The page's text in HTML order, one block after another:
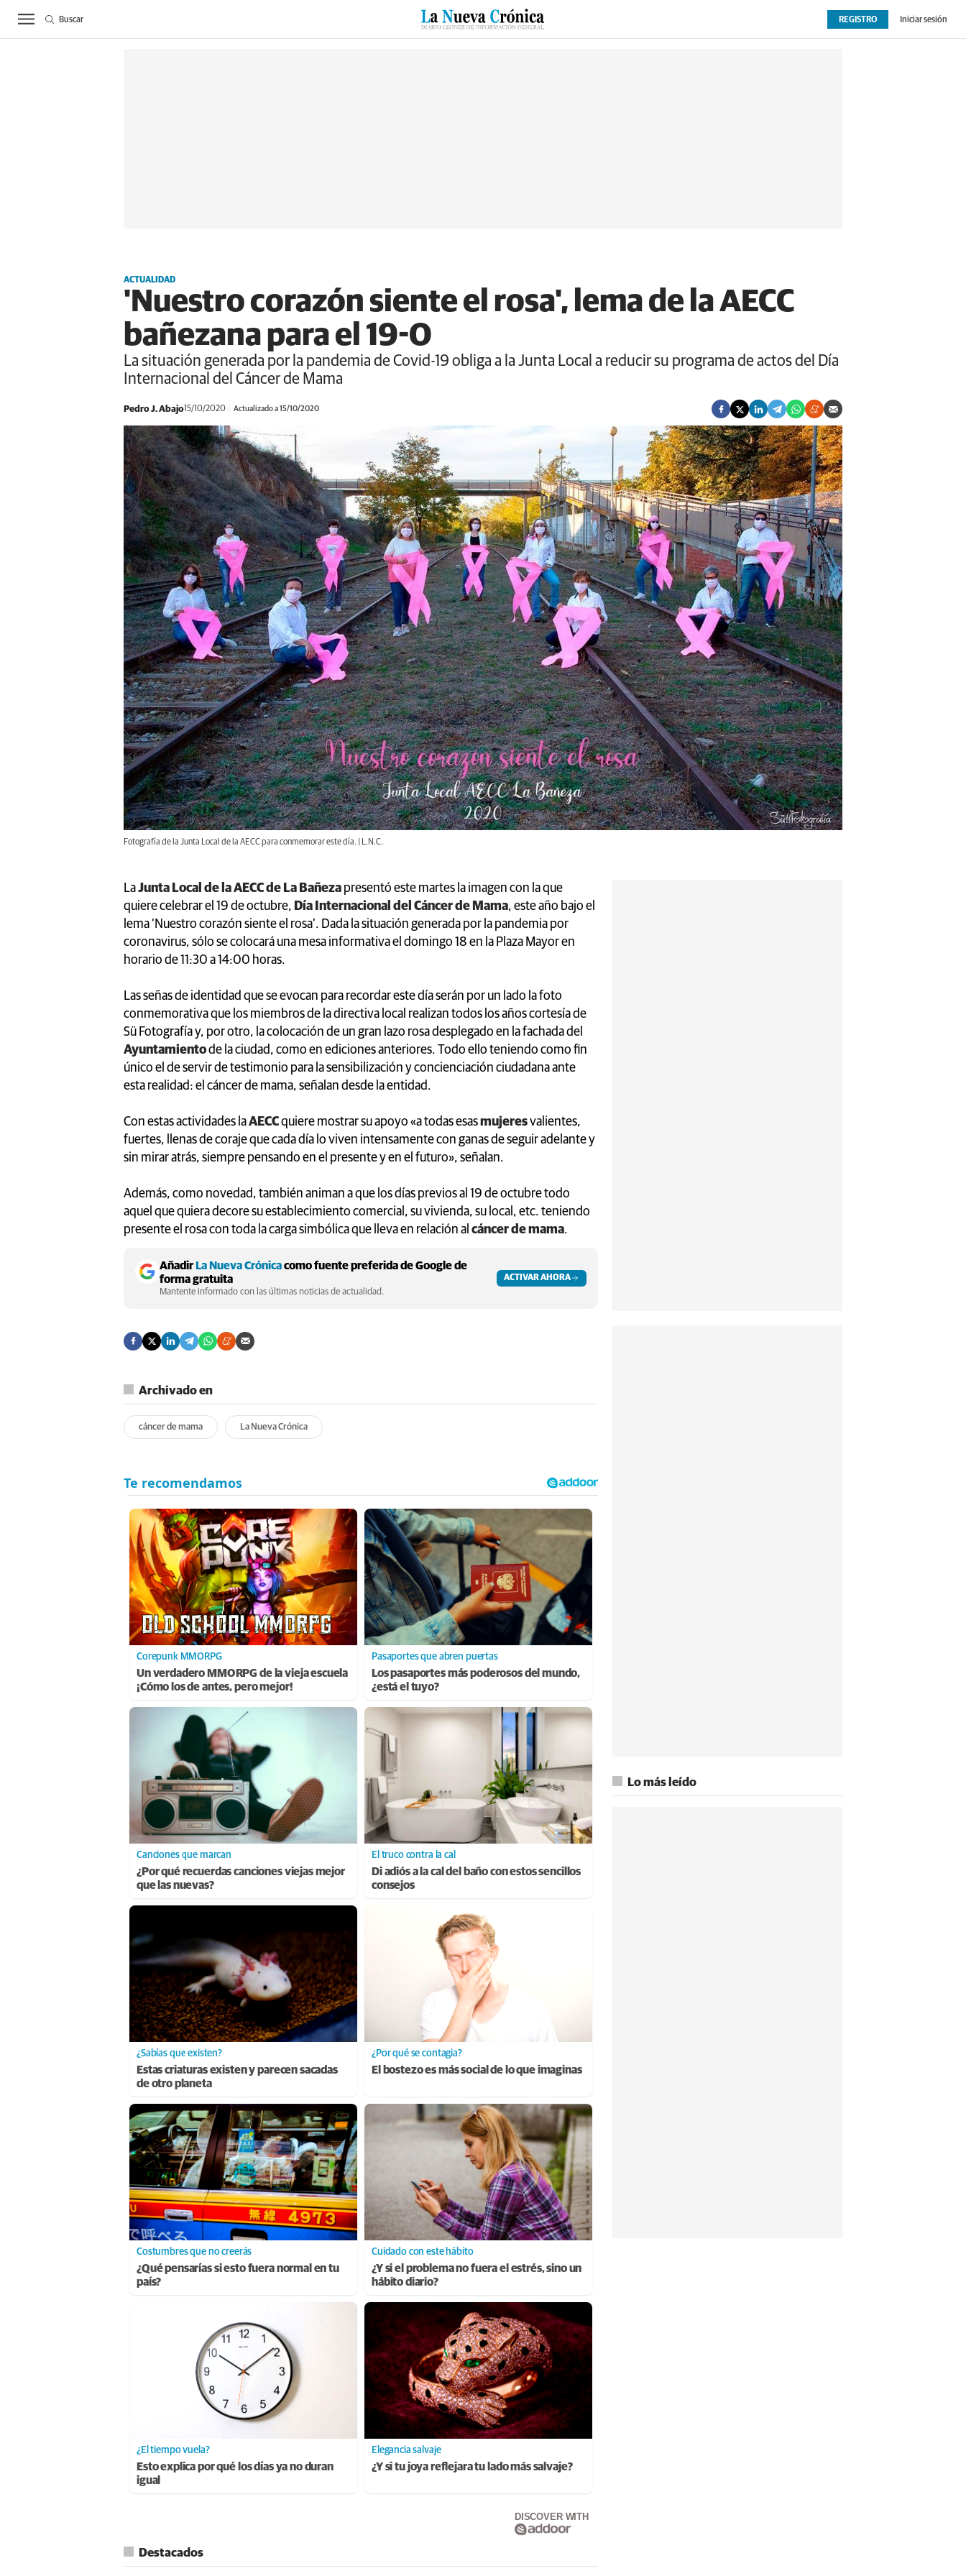
ACTUALIDAD BIERZO SUCESOS CULTURAS ESPECIALES DEPORTES OPINIÓN EXTRAS
REGISTRO Iniciar sesión
Buscar
ACTUALIDAD
'Nuestro corazón siente el rosa', lema de la AECC
bañezana para el 19-O
La situación generada por la pandemia de Covid-19 obliga a la Junta Local a reducir su programa de actos del Día
Internacional del Cáncer de Mama
Pedro J. Abajo15/10/2020 Actualizado a 15/10/2020
Fotografía de la Junta Local de la AECC para conmemorar este día. | L.N.C.
LaJunta Local de la AECC de La Bañeza presentó este martes la imagen con la que
quiere celebrar el 19 de octubre, Día Internacional del Cáncer de Mama, este año bajo el
lema ‘Nuestro corazón siente el rosa’. Dada la situación generada por la pandemia por
coronavirus, sólo se colocará una mesa informativa el domingo 18 en la Plaza Mayor en
horario de 11:30 a 14:00 horas.
Las señas de identidad que se evocan para recordar este día serán por un lado la foto
conmemorativa que los miembros de la directiva local realizan todos los años cortesía de
Sü Fotografía y, por otro, la colocación de un gran lazo rosa desplegado en la fachada del
Ayuntamientode la ciudad, como en ediciones anteriores. Todo ello teniendo como fin
único el de servir de testimonio para la sensibilización y concienciación ciudadana ante
esta realidad: el cáncer de mama, señalan desde la entidad.
Con estas actividades laAECCquiere mostrar su apoyo «a todas esasmujeresvalientes,
fuertes, llenas de coraje que cada día lo viven intensamente con ganas de seguir adelante y
sin mirar atrás, siempre pensando en el presente y en el futuro», señalan.
Además, como novedad, también animan a que los días previos al 19 de octubre todo
aquel que quiera decore su establecimiento comercial, su vivienda, su local, etc. teniendo
presente el rosa con toda la carga simbólica que lleva en relación al cáncer de mama.
AñadirLa Nueva Crónicacomo fuente preferida de Google de
forma gratuita
Mantente informado con las últimas noticias de actualidad.
ACTIVAR AHORA
Archivado en
cáncer de mama La Nueva Crónica
Corepunk MMORPG
Un verdadero MMORPG de la vieja escuela
¡Cómo los de antes, pero mejor!
Pasaportes que abren puertas
Los pasaportes más poderosos del mundo,
¿está el tuyo?
Canciones que marcan
¿Por qué recuerdas canciones viejas mejor
que las nuevas?
El truco contra la cal
Di adiós a la cal del baño con estos sencillos
consejos
¿Sabías que existen?
Estas criaturas existen y parecen sacadas
de otro planeta
¿Por qué se contagia?
El bostezo es más social de lo que imaginas
Costumbres que no creerás
¿Qué pensarías si esto fuera normal en tu
país?
Cuidado con este hábito
¿Y si el problema no fuera el estrés, sino un
hábito diario?
¿El tiempo vuela?
Esto explica por qué los días ya no duran
igual
Elegancia salvaje
¿Y si tu joya reflejara tu lado más salvaje?
DISCOVER WITH
Destacados
Lo más leído